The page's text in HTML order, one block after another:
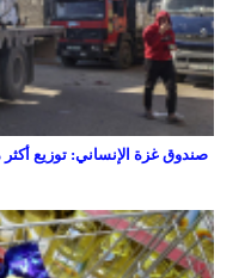
صندوق غزة الإنساني: توزيع أكثر من 1.8 مليون وجبة